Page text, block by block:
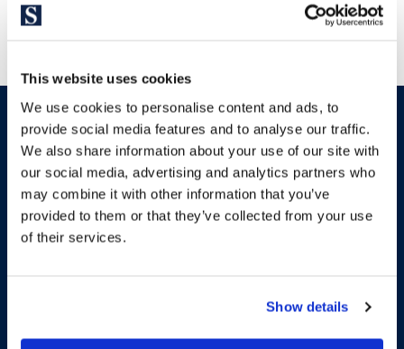
This website uses cookies
We use cookies to personalise content and ads, to
provide social media features and to analyse our traffic.
We also share information about your use of our site with
our social media, advertising and analytics partners who
may combine it with other information that you’ve
provided to them or that they’ve collected from your use
of their services.
Show details
Más sobre esta obra nueva
de obra nueva con terraza y